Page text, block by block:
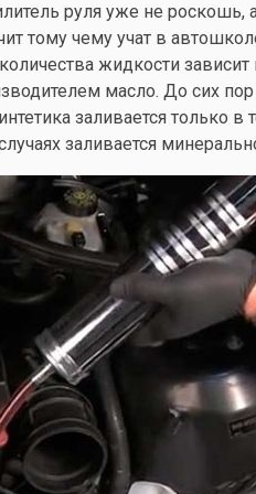
руля уже не
тому чему учат в
жидкости
масло. До сих
заливается
заливается